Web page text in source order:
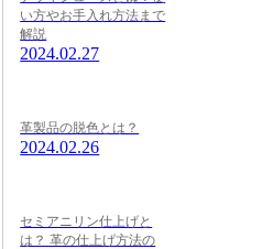
い方やお手入れ方法まで
解説
2024.02.27
革製品の脱色とは？
2024.02.26
セミアニリン仕上げと
は？ 革の仕上げ方法の